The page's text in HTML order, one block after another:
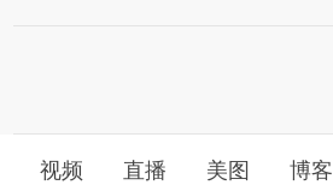
视频 直播 美图 博客